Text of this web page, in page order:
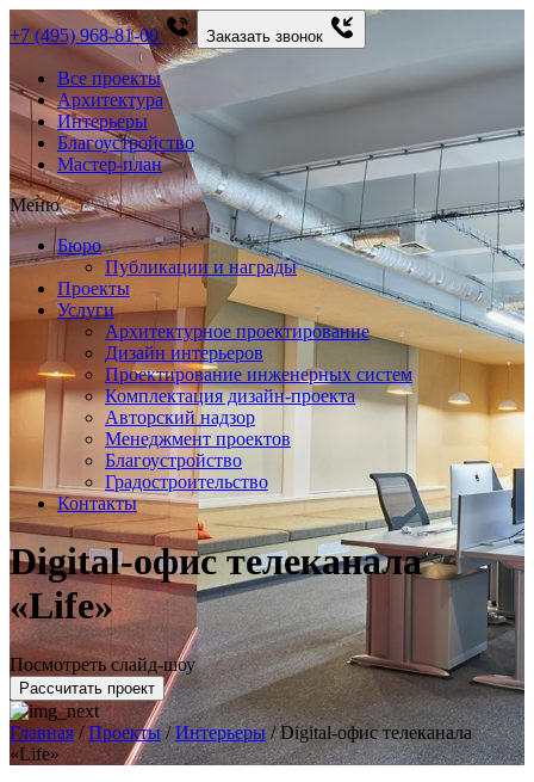
+7 (495) 968-81-00 Заказать звонок
Все проекты
Архитектура
Интерьеры
Благоустройство
Мастер-план
Меню
Бюро
Публикации и награды
Проекты
Услуги
Архитектурное проектирование
Дизайн интерьеров
Проектирование инженерных систем
Комплектация дизайн-проекта
Авторский надзор
Менеджмент проектов
Благоустройство
Градостроительство
Контакты
Digital-офис телеканала
«Life»
Посмотреть слайд-шоу
Рассчитать проект
Главная /Проекты /Интерьеры /Digital-офис телеканала
«Life»